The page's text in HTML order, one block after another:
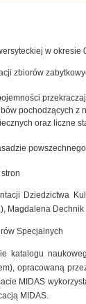
w okresie
zbiorów
pochodzących
oraz liczne
Dziedzictwa
Magdalena
Specjalnych
katalogu
opracowaną
MIDAS
MIDAS.